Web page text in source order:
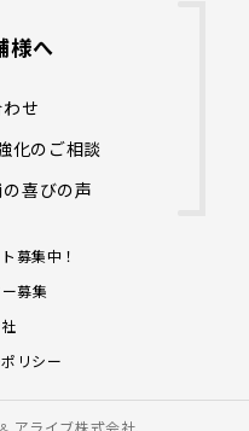
様へ
せ
化のご相談
喜びの声
募集中！
募集
リシー